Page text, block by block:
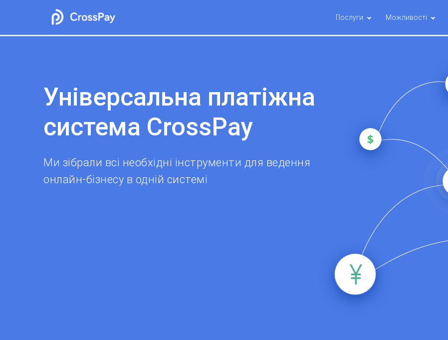
Послуги Можливості
Універсальна платіжна
система CrossPay
Ми зібрали всі необхідні інструменти для ведення
онлайн-бізнесу в одній системі